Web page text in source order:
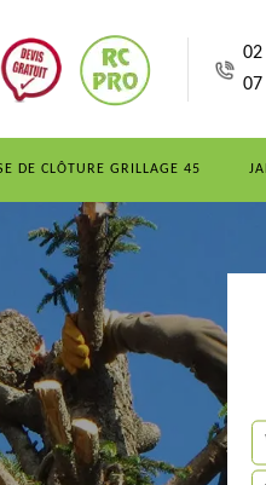
02
07
DE CLÔTURE GRILLAGE 45